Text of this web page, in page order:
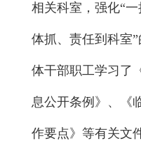
相关科室，强化“
体抓、责任到科室
体干部职工学习了
息公开条例》、《
作要点》等有关文